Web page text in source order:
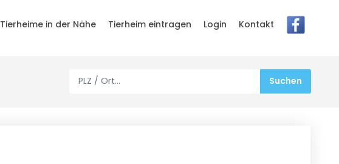
Tierheime in der Nähe Tierheim eintragen Login Kontakt